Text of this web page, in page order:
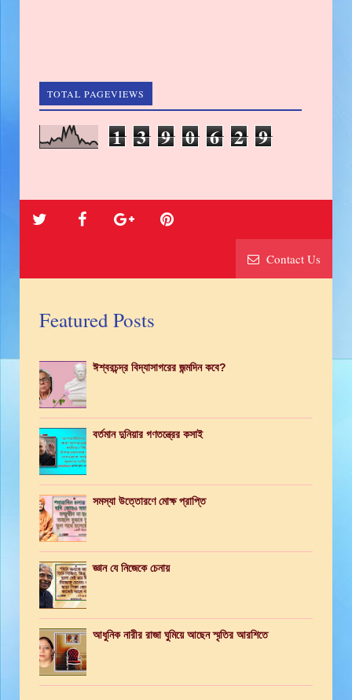
TOTAL PAGEVIEWS
1 3 9 0 6 2 9
Contact Us
Featured Posts
ঈশ্বরচন্দ্র বিদ্যাসাগরের জন্মদিন কবে?
বর্তমান দুনিয়ার গণতন্ত্রের কসাই
সমস্যা উত্তোরণে মোক্ষ প্রাপ্তি
জ্ঞান যে নিজেকে চেনায়
আধুনিক নারীর রাজা ঘুমিয়ে আছেন স্মৃতির আরশিতে